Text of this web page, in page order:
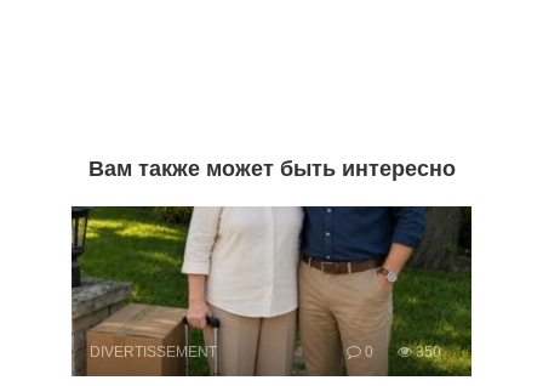
Вам также может быть интересно
DIVERTISSEMENT 0 350